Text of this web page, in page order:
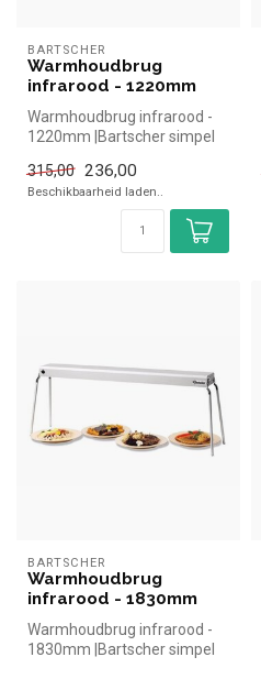
BARTSCHER
Warmhoudbrug
infrarood - 1220mm
Warmhoudbrug infrarood -
1220mm |Bartscher simpel
horec...
315,00 236,00
Beschikbaarheid laden..
BARTSCHER
Warmhoudbrug
infrarood - 1830mm
Warmhoudbrug infrarood -
1830mm |Bartscher simpel